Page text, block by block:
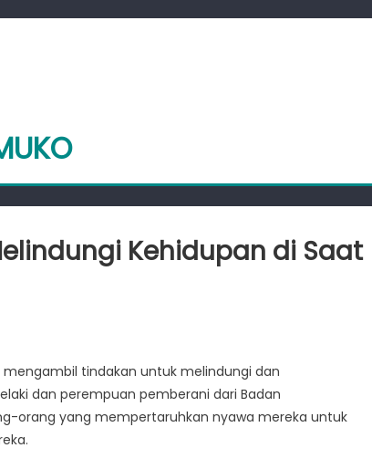
Kehidupan di Saat
mengambil tindakan untuk melindungi dan
dan perempuan pemberani dari Badan
orang yang mempertaruhkan nyawa mereka untuk